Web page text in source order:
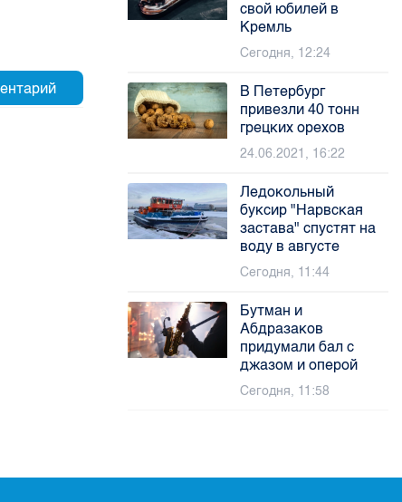
свой юбилей в
Кремль
Сегодня, 12:24
В Петербург
привезли 40 тонн
грецких орехов
24.06.2021, 16:22
Ледокольный
буксир "Нарвская
застава" спустят на
воду в августе
Сегодня, 11:44
Бутман и
Абдразаков
придумали бал с
джазом и оперой
Сегодня, 11:58